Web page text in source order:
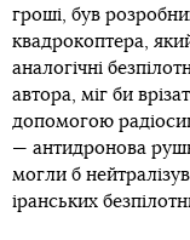
гроші, був
квадрокоптера,
аналогічні
автора, міг би
допомогою
— антидронова
могли б
іранських